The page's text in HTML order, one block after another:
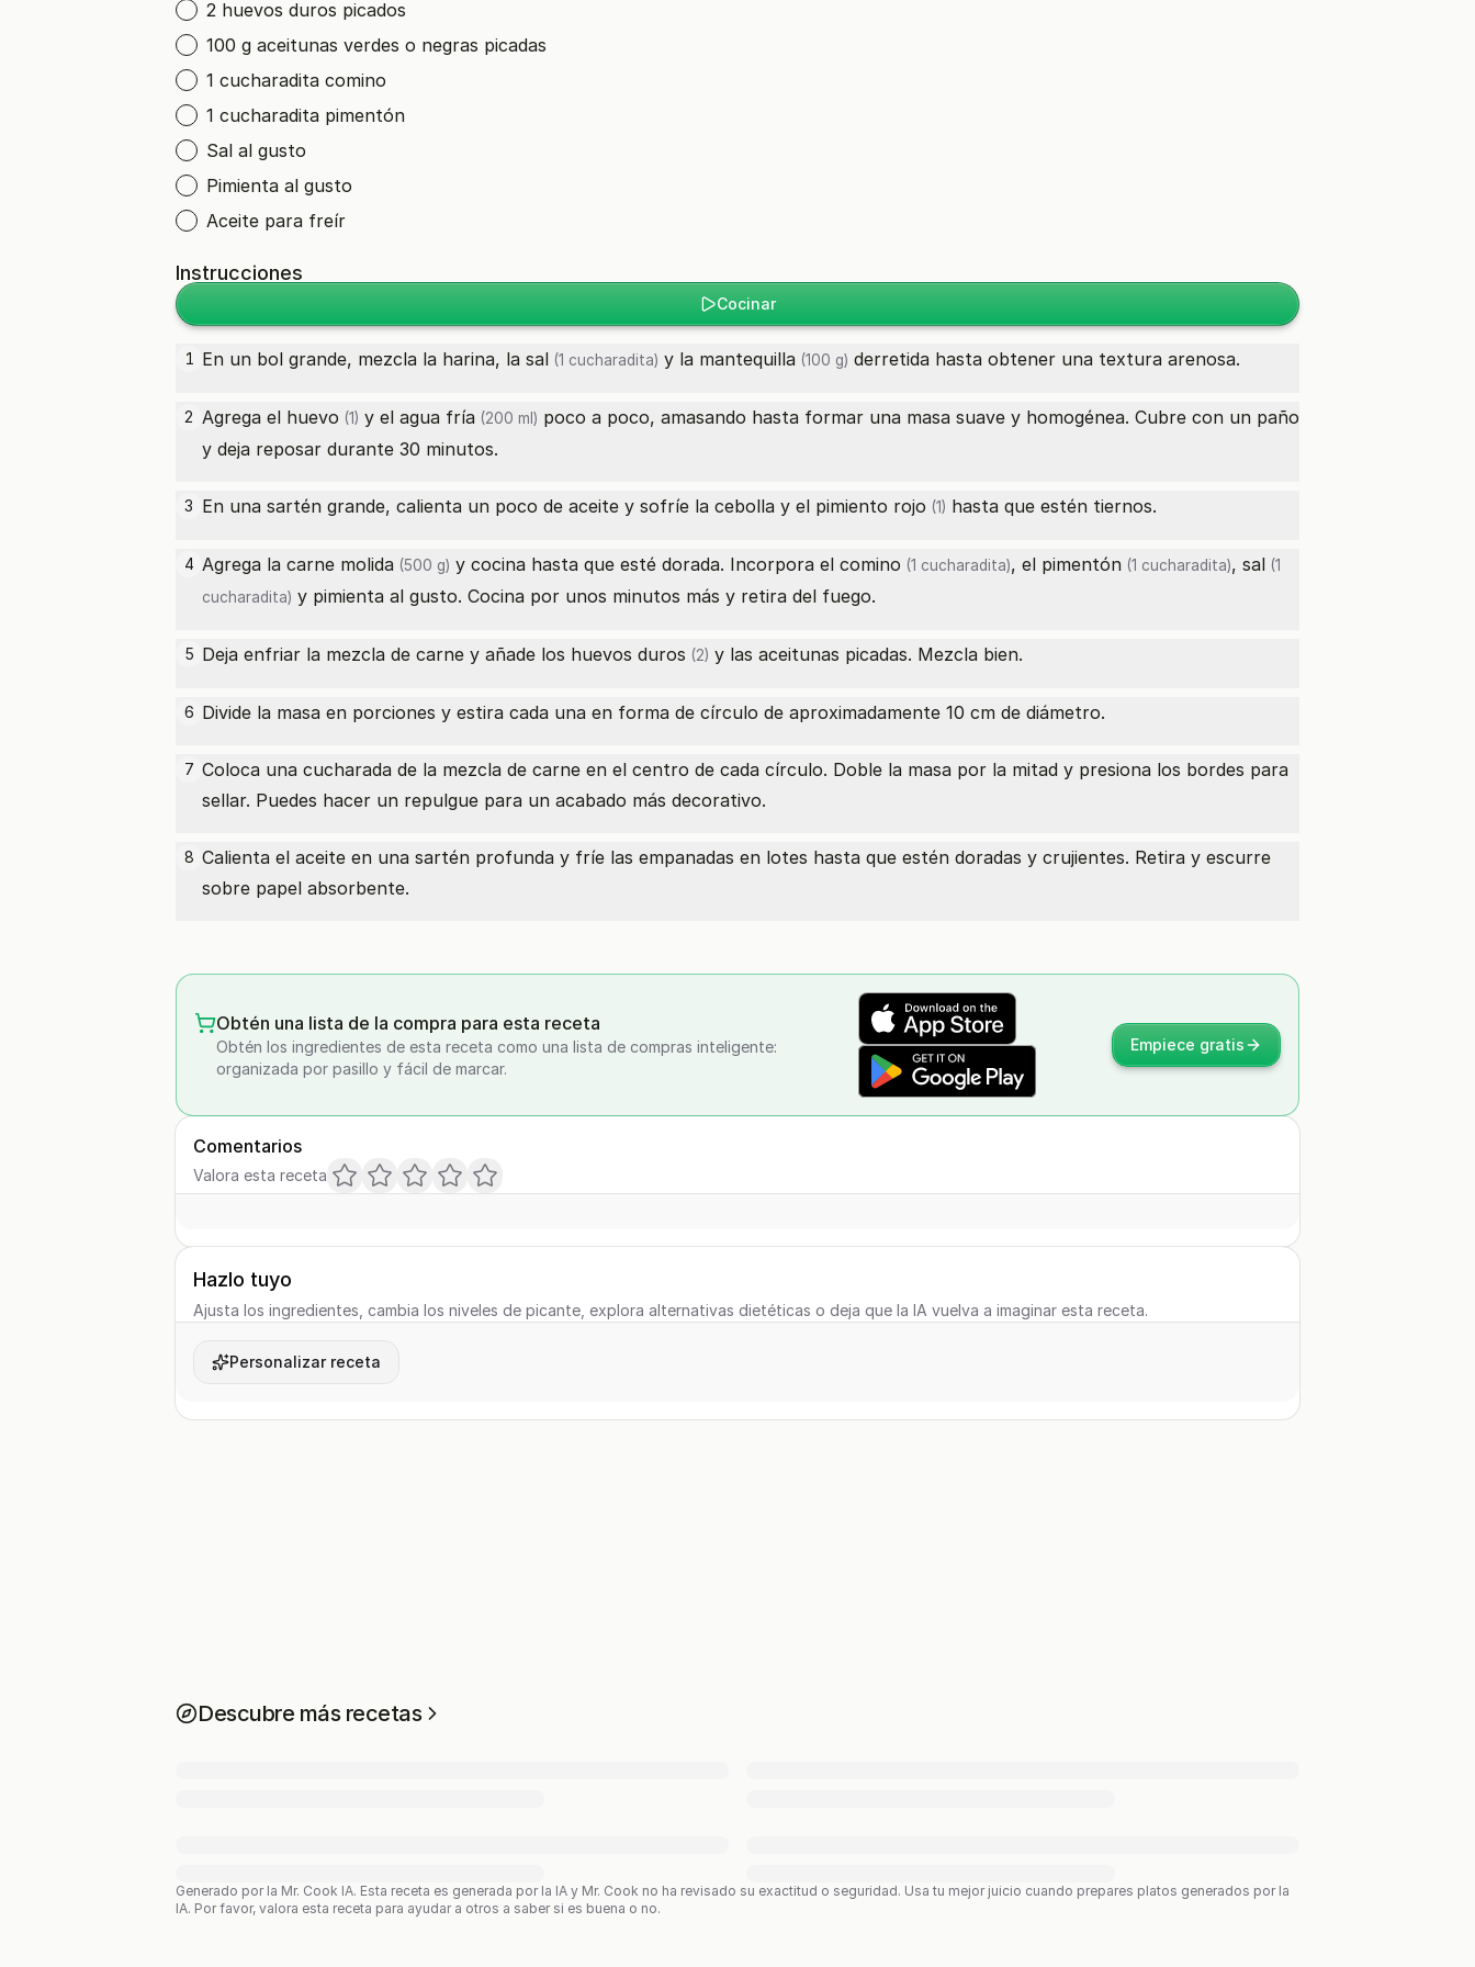
2 huevos duros picados
100 g aceitunas verdes o negras picadas
1 cucharadita comino
1 cucharadita pimentón
Sal al gusto
Pimienta al gusto
Aceite para freír
Instrucciones
Cocinar
1 En un bol grande, mezcla la harina, la sal (1 cucharadita) y la mantequilla (100 g) derretida hasta obtener una textura arenosa.
2 Agrega el huevo (1) y el agua fría (200 ml) poco a poco, amasando hasta formar una masa suave y homogénea. Cubre con un paño
y deja reposar durante 30 minutos.
3 En una sartén grande, calienta un poco de aceite y sofríe la cebolla y el pimiento rojo (1) hasta que estén tiernos.
4 Agrega la carne molida (500 g) y cocina hasta que esté dorada. Incorpora el comino (1 cucharadita), el pimentón (1 cucharadita), sal (1
cucharadita) y pimienta al gusto. Cocina por unos minutos más y retira del fuego.
5 Deja enfriar la mezcla de carne y añade los huevos duros (2) y las aceitunas picadas. Mezcla bien.
6 Divide la masa en porciones y estira cada una en forma de círculo de aproximadamente 10 cm de diámetro.
7 Coloca una cucharada de la mezcla de carne en el centro de cada círculo. Doble la masa por la mitad y presiona los bordes para
sellar. Puedes hacer un repulgue para un acabado más decorativo.
8 Calienta el aceite en una sartén profunda y fríe las empanadas en lotes hasta que estén doradas y crujientes. Retira y escurre
sobre papel absorbente.
Obtén una lista de la compra para esta receta
Obtén los ingredientes de esta receta como una lista de compras inteligente:
organizada por pasillo y fácil de marcar.
Empiece gratis
Comentarios
Valora esta receta
Hazlo tuyo
Ajusta los ingredientes, cambia los niveles de picante, explora alternativas dietéticas o deja que la IA vuelva a imaginar esta receta.
Personalizar receta
Descubre más recetas
Generado por la Mr. Cook IA. Esta receta es generada por la IA y Mr. Cook no ha revisado su exactitud o seguridad. Usa tu mejor juicio cuando prepares platos generados por la
IA. Por favor, valora esta receta para ayudar a otros a saber si es buena o no.